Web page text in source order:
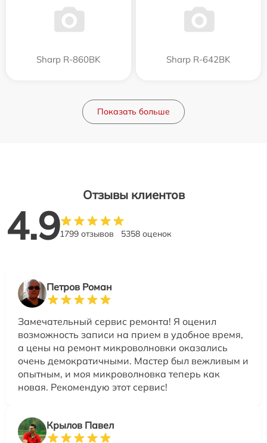
Sharp R-860BK Sharp R-642BK
Показать больше
Отзывы клиентов
4.91799 отзывов 5358 оценок
Петров Роман
Замечательный сервис ремонта! Я оценил
возможность записи на прием в удобное время,
а цены на ремонт микроволновки оказались
очень демократичными. Мастер был вежливым и
опытным, и моя микроволновка теперь как
новая. Рекомендую этот сервис!
Крылов Павел